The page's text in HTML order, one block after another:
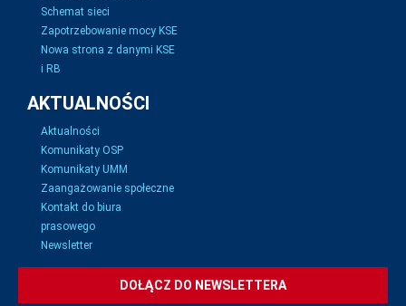
Schemat sieci
Zapotrzebowanie mocy KSE
Nowa strona z danymi KSE
i RB
AKTUALNOŚCI
Aktualności
Komunikaty OSP
Komunikaty UMM
Zaangażowanie społeczne
Kontakt do biura
prasowego
Newsletter
DOŁĄCZ DO NEWSLETTERA